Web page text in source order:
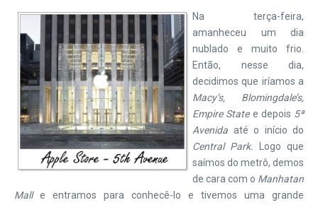
Na terça-feira,
amanheceu um dia
nublado e muito frio.
Então, nesse dia,
decidimos que iríamos a
Macy’s, Blomingdale’s,
Empire Statee depois 5ª
Avenida até o início do
Central Park. Logo que
saímos do metrô, demos
de cara com o Manhatan
Malle entramos para conhecê-lo e tivemos uma grande